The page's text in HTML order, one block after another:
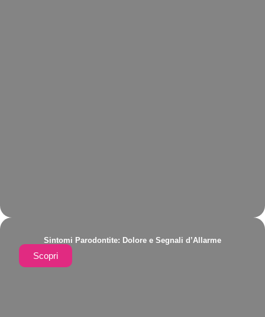
Sintomi Parodontite: Dolore e Segnali d’Allarme
Scopri